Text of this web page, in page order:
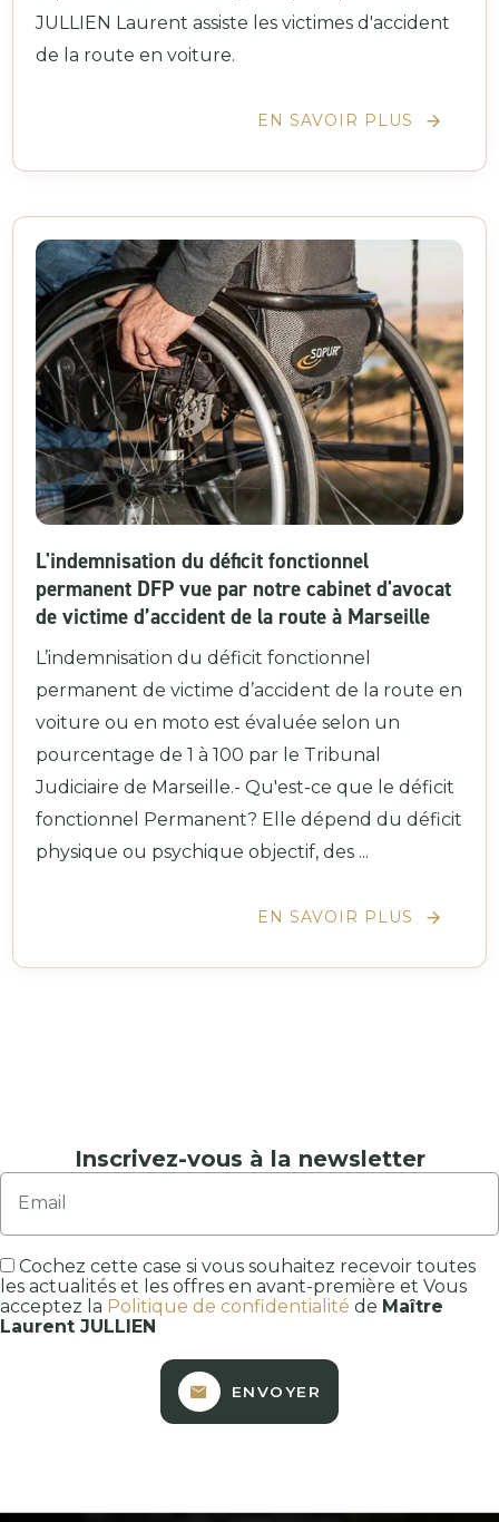
JULLIEN Laurent assiste les victimes d'accident
de la route en voiture.
EN SAVOIR PLUS
L'indemnisation du déficit fonctionnel
permanent DFP vue par notre cabinet d'avocat
de victime d’accident de la route à Marseille
L’indemnisation du déficit fonctionnel
permanent de victime d’accident de la route en
voiture ou en moto est évaluée selon un
pourcentage de 1 à 100 par le Tribunal
Judiciaire de Marseille.- Qu'est-ce que le déficit
fonctionnel Permanent? Elle dépend du déficit
physique ou psychique objectif, des ...
EN SAVOIR PLUS
Inscrivez-vous à la newsletter
Email
Cochez cette case si vous souhaitez recevoir toutes
les actualités et les offres en avant-première et Vous
acceptez la Politique de confidentialité de Maître
Laurent JULLIEN
ENVOYER